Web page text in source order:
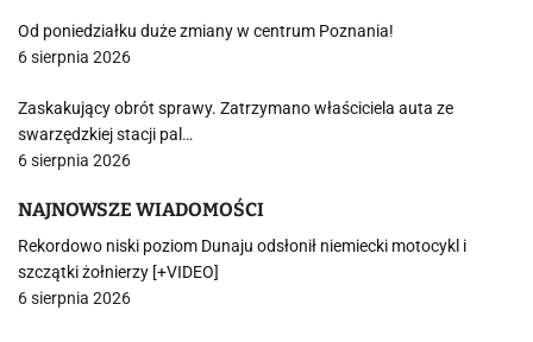
Od poniedziałku duże zmiany w centrum Poznania!
6 sierpnia 2026
Zaskakujący obrót sprawy. Zatrzymano właściciela auta ze
swarzędzkiej stacji pal…
6 sierpnia 2026
NAJNOWSZE WIADOMOŚCI
Rekordowo niski poziom Dunaju odsłonił niemiecki motocykl i
szczątki żołnierzy [+VIDEO]
6 sierpnia 2026